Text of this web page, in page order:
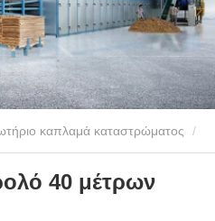
καπλαμά καταστρώματος
Στεγνωτήριο με ρολό 40 μέτρων
40 μέτρων